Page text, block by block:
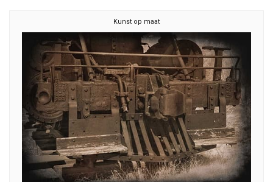
Kunst op maat